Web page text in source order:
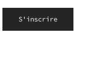
S'inscrire